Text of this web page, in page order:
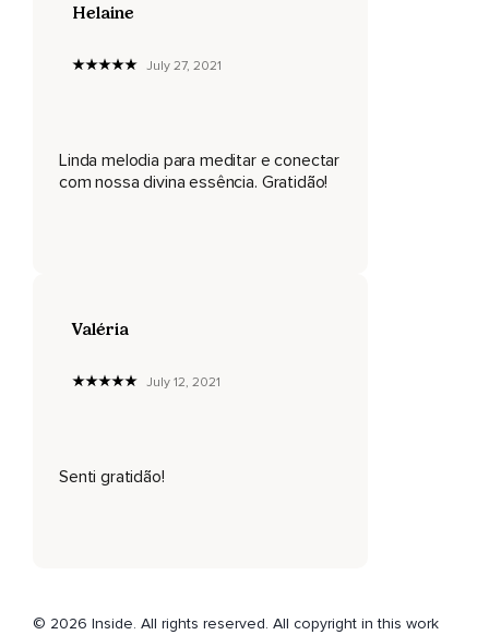
Helaine
July 27, 2021
Linda melodia para meditar e conectar
com nossa divina essência. Gratidão!
Valéria
July 12, 2021
Senti gratidão!
© 2026 Inside. All rights reserved. All copyright in this work